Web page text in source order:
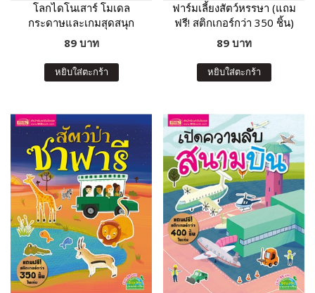
โลกไดโนเสาร์ โมเดล
กระดาษและเกมสุดสนุก
89 บาท
หยิบใส่ตะกร้า
ฟาร์มเลี้ยงสัตว์หรรษา (แถม
ฟรี! สติกเกอร์กว่า 350 ชิ้น)
89 บาท
หยิบใส่ตะกร้า